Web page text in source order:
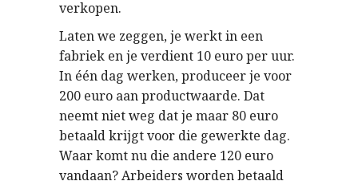
verkopen.
Laten we zeggen, je werkt in een
fabriek en je verdient 10 euro per uur.
In één dag werken, produceer je voor
200 euro aan productwaarde. Dat
neemt niet weg dat je maar 80 euro
betaald krijgt voor die gewerkte dag.
Waar komt nu die andere 120 euro
vandaan? Arbeiders worden betaald